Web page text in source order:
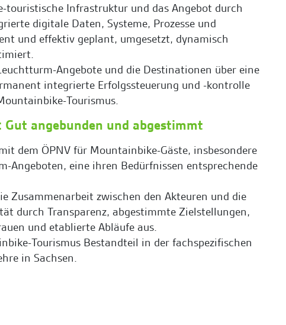
touristische Infrastruktur und das Angebot durch
digitale Daten, Systeme, Prozesse und
und effektiv geplant, umgesetzt, dynamisch
Angebote und die Destinationen über eine
integrierte Erfolgssteuerung und -kontrolle
Tourismus.
Gut angebunden und abgestimmt
dem ÖPNV für Mountainbike-Gäste, insbesondere
Angeboten, eine ihren Bedürfnissen entsprechende
Zusammenarbeit zwischen den Akteuren und die
durch Transparenz, abgestimmte Zielstellungen,
und etablierte Abläufe aus.
Tourismus Bestandteil in der fachspezifischen
in Sachsen.